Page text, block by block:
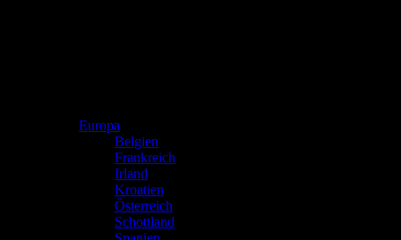
Europa
Belgien
Frankreich
Irland
Kroatien
Österreich
Schottland